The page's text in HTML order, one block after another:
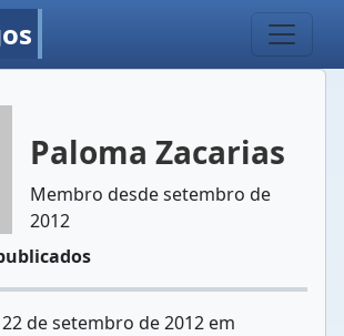
Paloma Zacarias
Membro desde setembro de
2012
de setembro de 2012 em